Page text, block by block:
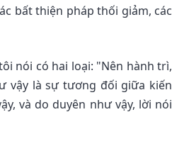
bất thiện pháp thối giảm, các
nói có hai loại: "Nên hành trì,
vậy là sự tương đối giữa kiến
và do duyên như vậy, lời nói